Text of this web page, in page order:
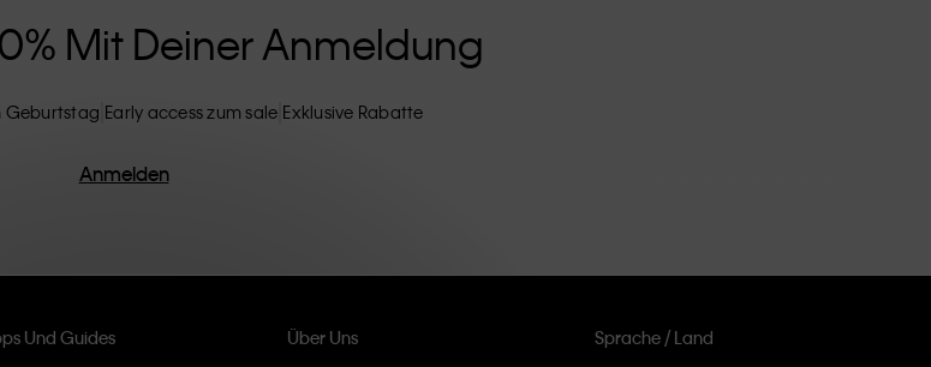
Mit Deiner Anmeldung
Geburtstag Early access zum sale Exklusive Rabatte
Anmelden
Und Guides
Über Uns
Sprache / Land